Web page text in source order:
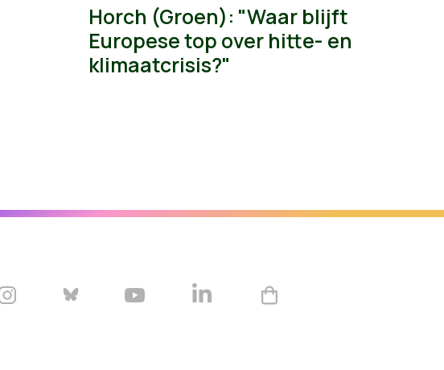
Horch (Groen): "Waar blijft
Europese top over hitte- en
klimaatcrisis?"